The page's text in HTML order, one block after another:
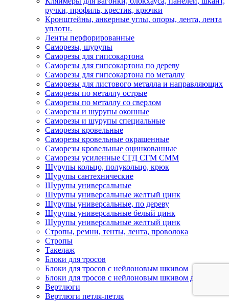
ручки, профиль, крестик, крючки
Кронштейны, анкерные углы, опоры, лента, лента
уплотн.
Ленты перфорированные
Саморезы, шурупы
Саморезы для гипсокартона
Саморезы для гипсокартона по дереву
Саморезы для гипсокартона по металлу
Саморезы для листового металла и направляющих
Саморезы по металлу острые
Саморезы по металлу со сверлом
Саморезы и шурупы оконные
Саморезы и шурупы специальные
Саморезы кровельные
Саморезы кровельные окрашенные
Саморезы кровельные оцинкованные
Саморезы усиленные СГД СГМ СММ
Шурупы кольцо, полукольцо, крюк
Шурупы сантехнические
Шурупы универсальные
Шурупы универсальные желтый цинк
Шурупы универсальные, по дереву
Шурупы универсальные белый цинк
Шурупы универсальные желтый цинк
Стропы, ремни, тенты, лента, проволока
Стропы
Такелаж
Блоки для тросов
Блоки для тросов с нейлоновым шкивом
Блоки для тросов с нейлоновым шкивом двойные
Вертлюги
Вертлюги петля-петля